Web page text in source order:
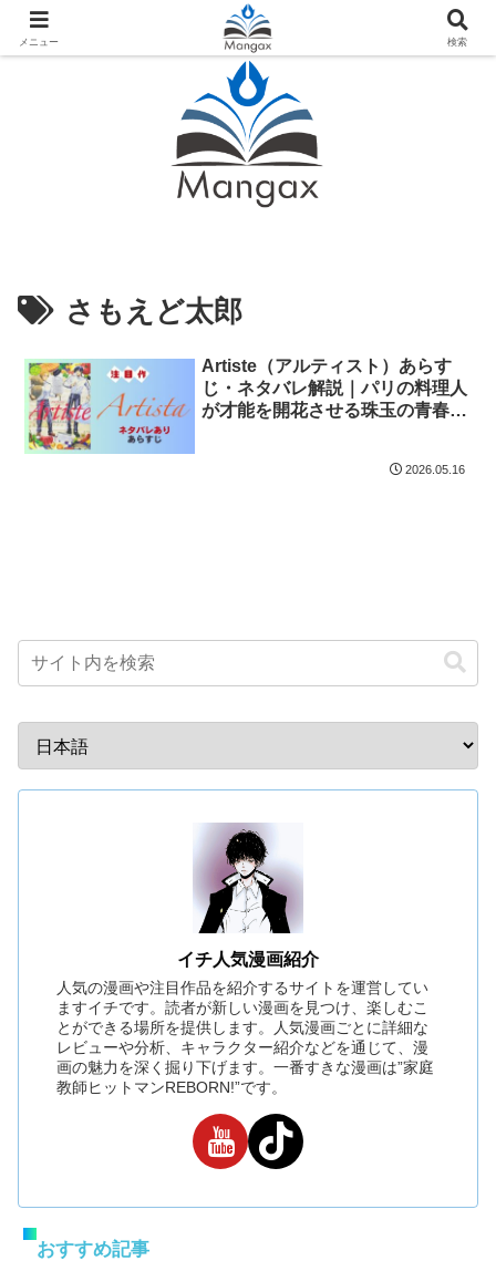
人気おすすめ漫画紹介ならMangax（マンガックス）
さもえど太郎
Artiste（アルティスト）あらす
じ・ネタバレ解説｜パリの料理人
が才能を開花させる珠玉の青春グ
2026.05.16
イチ人気漫画紹介
人気の漫画や注目作品を紹介するサイトを運営してい
ますイチです。読者が新しい漫画を見つけ、楽しむこ
とができる場所を提供します。人気漫画ごとに詳細な
レビューや分析、キャラクター紹介などを通じて、漫
画の魅力を深く掘り下げます。一番すきな漫画は”家庭
教師ヒットマンREBORN!”です。
おすすめ記事
メニュー 検索